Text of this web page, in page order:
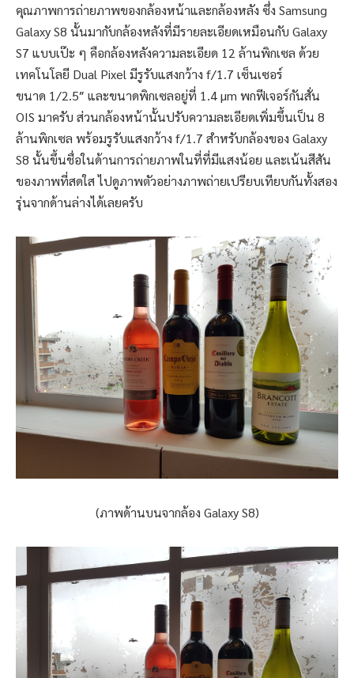
คุณภาพการถ่ายภาพของกล้องหน้าและกล้องหลัง ซึ่ง Samsung
Galaxy S8 นั้นมากับกล้องหลังที่มีรายละเอียดเหมือนกับ Galaxy
S7 แบบเป๊ะ ๆ คือกล้องหลังความละเอียด 12 ล้านพิกเซล ด้วย
เทคโนโลยี Dual Pixel มีรูรับแสงกว้าง f/1.7 เซ็นเซอร์
ขนาด 1/2.5″ และขนาดพิกเซลอยู่ที่ 1.4 µm พกฟีเจอร์กันสั่น
OIS มาครับ ส่วนกล้องหน้านั้นปรับความละเอียดเพิ่มขึ้นเป็น 8
ล้านพิกเซล พร้อมรูรับแสงกว้าง f/1.7 สำหรับกล้องของ Galaxy
S8 นั้นขึ้นชื่อในด้านการถ่ายภาพในที่ที่มีแสงน้อย และเน้นสีสัน
ของภาพที่สดใส ไปดูภาพตัวอย่างภาพถ่ายเปรียบเทียบกันทั้งสอง
รุ่นจากด้านล่างได้เลยครับ
(ภาพด้านบนจากล้อง Galaxy S8)